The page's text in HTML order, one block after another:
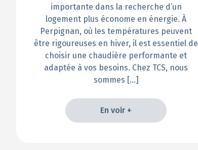
importante dans la recherche d’un
logement plus économe en énergie. À
Perpignan, où les températures peuvent
être rigoureuses en hiver, il est essentiel de
choisir une chaudière performante et
adaptée à vos besoins. Chez TCS, nous
sommes […]
En voir +